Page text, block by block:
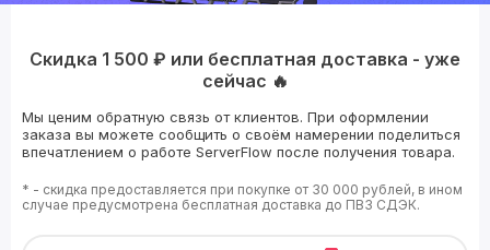
Скидка 1 500 ₽ или бесплатная доставка - уже
сейчас 🔥
Мы ценим обратную связь от клиентов. При оформлении
заказа вы можете сообщить о своём намерении поделиться
впечатлением о работе ServerFlow после получения товара.
* - скидка предоставляется при покупке от 30 000 рублей, в ином
случае предусмотрена бесплатная доставка до ПВЗ СДЭК.